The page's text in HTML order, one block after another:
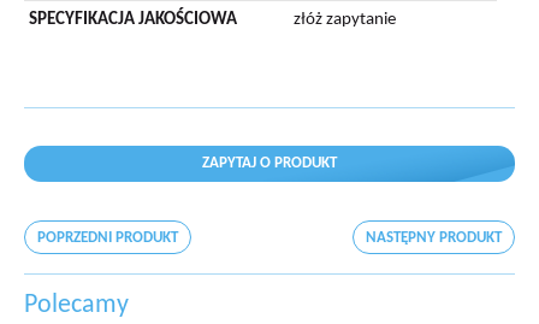
SPECYFIKACJA JAKOŚCIOWA złóż zapytanie
ZAPYTAJ O PRODUKT
POPRZEDNI PRODUKT NASTĘPNY PRODUKT
Polecamy